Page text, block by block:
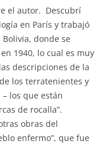
el autor. Descubrí
en París y trabajó
donde se
1940, lo cual es muy
descripciones de la
los terratenientes y
los que están
de rocalla”.
obras del
enfermo”, que fue